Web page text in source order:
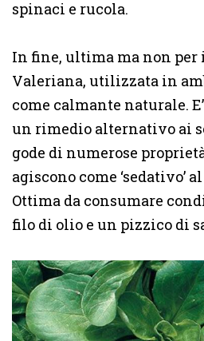
spinaci e rucola.
In fine, ultima ma non per
Valeriana, utilizzata in
come calmante naturale.
un rimedio alternativo ai
gode di numerose
agiscono come ‘sedativo’
Ottima da consumare
filo di olio e un pizzico di